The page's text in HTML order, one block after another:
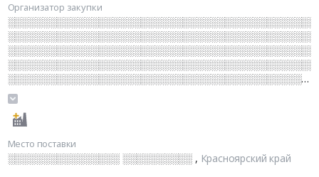
░ ░ ░ ░ ░ ░ ░ ░ ░ ░ ░ ░ ░ ░ ░ ░ ░ ░ ░ ░ ░ ░ ░ ░ ░ ░ ░
░ ░ ░ ░ ░
Организатор закупки
Место поставки
░░░░░░░░░░░░░░░░ ░░░░░░░░░░ , Красноярский край